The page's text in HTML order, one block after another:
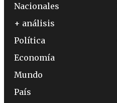
Nacionales
+ análisis
Política
Economía
Mundo
País